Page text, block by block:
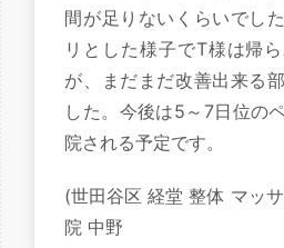
間が足りないくらいでし
リとした様子でT様は帰ら
が、まだまだ改善出来る
した。今後は5～7日位の
院される予定です。
(世田谷区 経堂 整体 マッ
院 中野